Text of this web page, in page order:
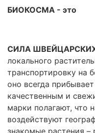
БИОКОСМА - это
СИЛА
локального
транспортировку на
оно всегда
качественным и
марки полагают, что
воздействуют
знакомые растения –